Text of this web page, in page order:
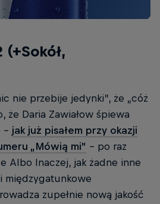
nie przebije jedynki”, że „cóż
że Daria Zawiałow śpiewa
– jak już pisałem przy okazji
„Mówią mi” – po raz
Albo Inaczej, jak żadne inne
międzygatunkowe
zupełnie nową jakość